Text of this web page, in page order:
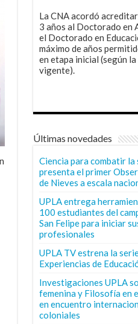
La CNA acordó
3 años al Doctorado en
el Doctorado en
máximo de años
en etapa inicial (según
vigente).
Últimas novedades
Ciencia para combatir la
presenta el primer
de Nieves a escala
UPLA entrega
100 estudiantes del
San Felipe para iniciar
profesionales
UPLA TV estrena la
Experiencias de
Investigaciones UPLA
femenina y Filosofía en
en encuentro
coloniales